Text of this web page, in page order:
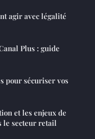
agir avec légalité
Plus : guide
pour sécuriser vos
et les enjeux de
le secteur retail